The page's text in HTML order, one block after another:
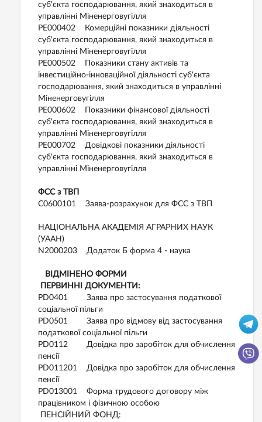
суб'єкта господарювання, який знаходиться в
управлінні Міненерговугілля
PE000402 Комерційні показники діяльності
суб'єкта господарювання, який знаходиться в
управлінні Міненерговугілля
PE000502 Показники стану активів та
інвестиційно-інноваційної діяльності суб'єкта
господарювання, який знаходиться в управлінні
Міненерговугілля
PE000602 Показники фінансової діяльності
суб'єкта господарювання, який знаходиться в
управлінні Міненерговугілля
PE000702 Довідкові показники діяльності
суб'єкта господарювання, який знаходиться в
управлінні Міненерговугілля
ФСС з ТВП
С0600101 Заява-розрахунок для ФСС з ТВП
НАЦІОНАЛЬНА АКАДЕМІЯ АГРАРНИХ НАУК
(УААН)
N2000203 Додаток Б форма 4 - наука
ВІДМІНЕНО ФОРМИ
ПЕРВИННІ ДОКУМЕНТИ:
PD0401 Заява про застосування податкової
соціальної пільги
PD0501 Заява про відмову від застосування
податкової соціальної пільги
PD0112 Довідка про заробіток для обчислення
пенсії
PD011201 Довідка про заробіток для обчислення
пенсії
PD013001 Форма трудового договору між
працівником і фізичною особою
ПЕНСІЙНИЙ ФОНД: